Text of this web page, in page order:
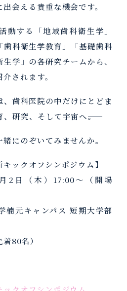
会える貴重な機会です。
動する「地域歯科衛生学」
歯科衛生学教育」「基礎歯科
学」の各研究チームから、
されます。
歯科医院の中だけにとどま
研究、そして宇宙へ――。
にのぞいてみませんか。
ックオフシンポジウム】
日（木）17:00～（開場
元キャンパス 短期大学部
80名）